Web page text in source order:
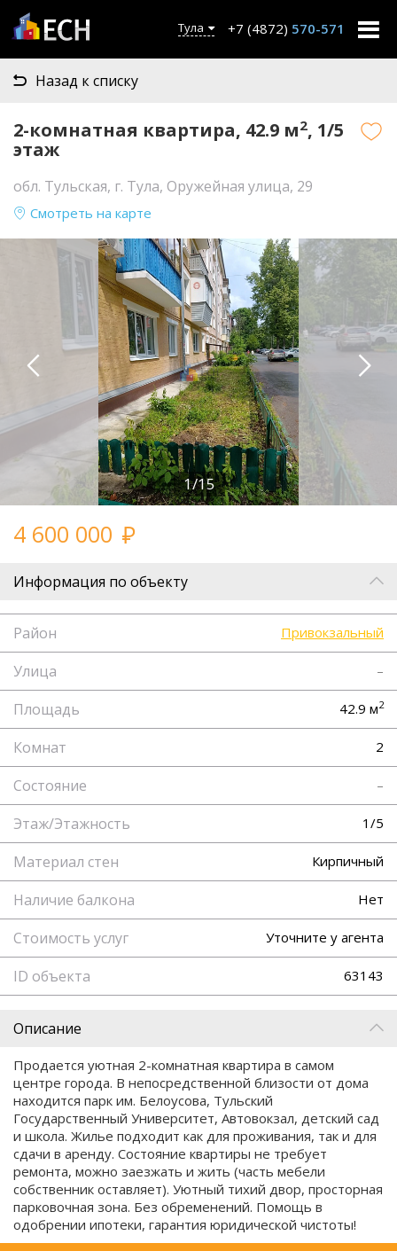
Тула +7 (4872) 570-571
Назад к списку
2-комнатная квартира, 42.9 м2, 1/5
этаж
обл. Тульская, г. Тула, Оружейная улица, 29
Смотреть на карте
1/15
4 600 000
Информация по объекту
Район Привокзальный
Улица –
Площадь 42.9 м2
Комнат 2
Состояние –
Этаж/Этажность 1/5
Материал стен Кирпичный
Наличие балкона Нет
Стоимость услуг Уточните у агента
ID объекта 63143
Описание
Продается уютная 2-комнатная квартира в самом
центре города. В непосредственной близости от дома
находится парк им. Белоусова, Тульский
Государственный Университет, Автовокзал, детский сад
и школа. Жилье подходит как для проживания, так и для
сдачи в аренду. Состояние квартиры не требует
ремонта, можно заезжать и жить (часть мебели
собственник оставляет). Уютный тихий двор, просторная
парковочная зона. Без обременений. Помощь в
одобрении ипотеки, гарантия юридической чистоты!